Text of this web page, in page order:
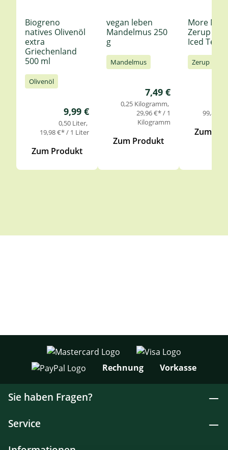
Biogreno
natives Olivenöl
extra
Griechenland
500 ml
Olivenöl
Regulärer Preis:
9,99 €
0,50 Liter
19,98 €* / 1 Liter
Zum Produkt
vegan leben
Mandelmus 250
g
Mandelmus
Regulärer Preis:
7,49 €
0,25 Kilogramm
29,96 €* / 1
Kilogramm
Zum Produkt
More
Zerup
Iced Tea
Zerup
99,85
Zum
Rechnung Vorkasse
Sie haben Fragen?
Service